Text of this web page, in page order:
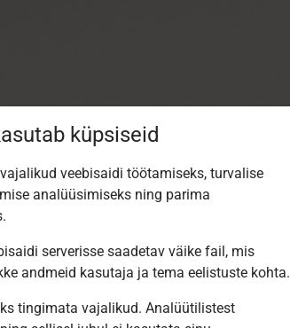
küpsiseid
veebisaidi töötamiseks, turvalise
analüüsimiseks ning parima
serverisse saadetav väike fail, mis
andmeid kasutaja ja tema eelistuste kohta.
tingimata vajalikud. Analüütilistest